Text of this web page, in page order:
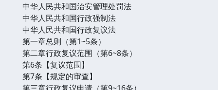
中华人民共和国治安管理处罚法
中华人民共和国行政强制法
中华人民共和国行政复议法
第一章总则（第1~5条）
第二章行政复议范围（第6~8条）
第6条【复议范围】
第7条【规定的审查】